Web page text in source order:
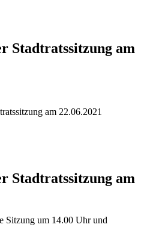
Stadtratssitzung am
am 22.06.2021
Stadtratssitzung am
Sitzung um 14.00 Uhr und